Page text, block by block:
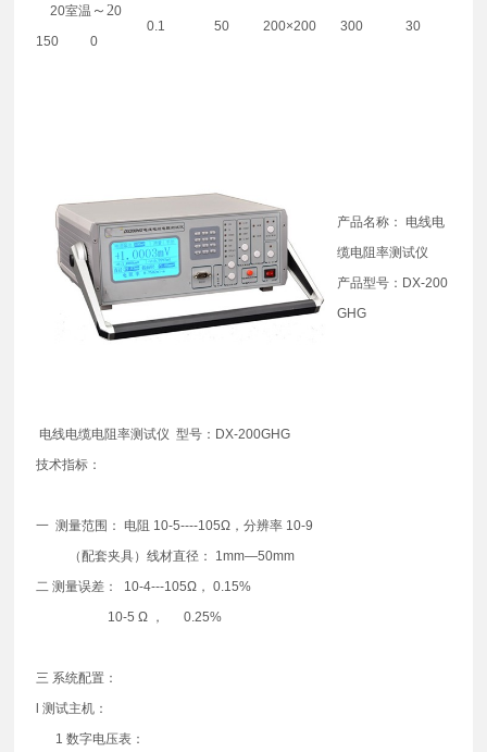
20
150
室温 ～20
0
0.1 50 200×200 300 30
产品名称： 电线电
缆电阻率测试仪
产品型号：DX-200
GHG
电线电缆电阻率测试仪 型号：DX-200GHG
技术指标：
一 测量范围： 电阻 10-5----105Ω，分辨率 10-9
（配套夹具）线材直径： 1mm—50mm
二 测量误差： 10-4---105Ω， 0.15%
10-5 Ω ， 0.25%
三 系统配置：
l 测试主机：
1 数字电压表：